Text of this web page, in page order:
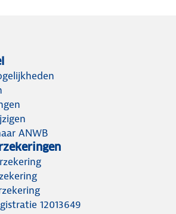
ANWB
12013649